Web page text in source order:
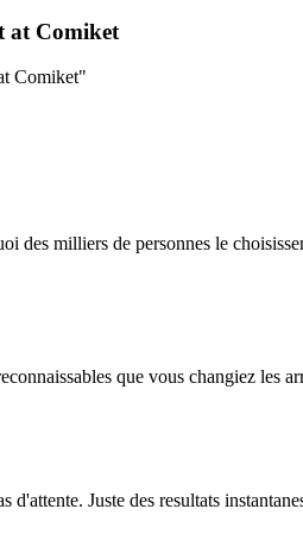
at Comiket
Comiket"
des milliers de personnes le
que vous changiez les
Juste des resultats